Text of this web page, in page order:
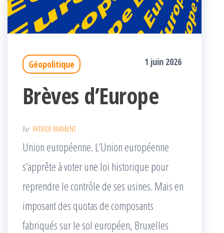
Géopolitique 1 juin 2026
Brèves d’Europe
Par PATRICK PARMENT
Union européenne. L’Union européenne
s’apprête à voter une loi historique pour
reprendre le contrôle de ses usines. Mais en
imposant des quotas de composants
fabriqués sur le sol européen, Bruxelles